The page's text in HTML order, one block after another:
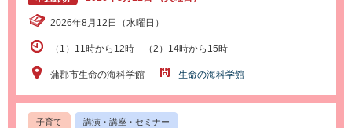
2026年8月12日（水曜日）
（1）11時から12時 （2）14時から15時
蒲郡市生命の海科学館 生命の海科学館
子育て 講演・講座・セミナー